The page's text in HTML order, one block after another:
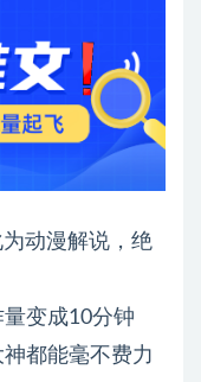
动漫解说，绝
变成10分钟
都能毫不费力